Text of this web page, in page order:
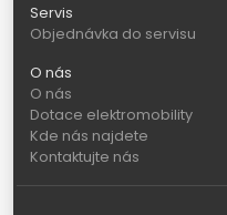
Servis
Objednávka do servisu
O nás
O nás
Dotace elektromobility
Kde nás najdete
Kontaktujte nás